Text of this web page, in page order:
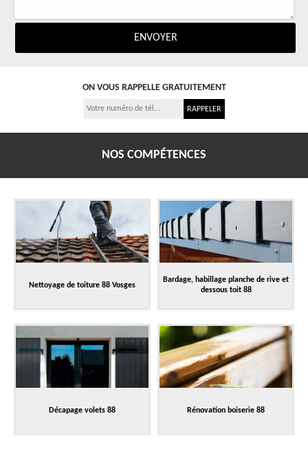
ON VOUS RAPPELLE GRATUITEMENT
NOS COMPÉTENCES
Nettoyage de toiture 88 Vosges
Bardage, habillage planche de rive et
dessous toit 88
Décapage volets 88 Rénovation boiserie 88